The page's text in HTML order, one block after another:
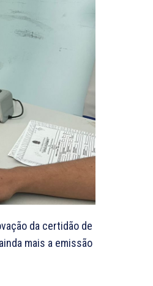
da certidão de
mais a emissão